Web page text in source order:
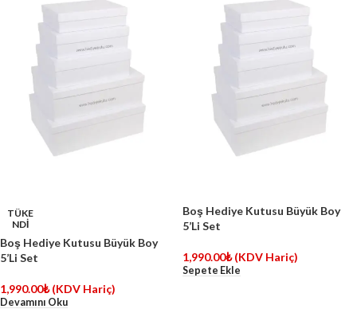
TÜKE
NDİ
Boş Hediye Kutusu Büyük Boy
5’Li Set
1,990.00₺ (KDV Hariç)
Devamını Oku
Boş Hediye Kutusu Büyük Boy
5’Li Set
1,990.00₺ (KDV Hariç)
Sepete Ekle